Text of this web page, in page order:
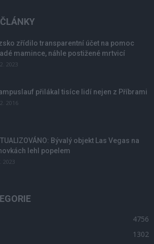
zřídilo transparentní účet na pomoc
mamince, náhle postižené mrtvicí
2023
přilákal tisíce lidí nejen z Příbrami
2016
Bývalý objekt Las Vegas na
lehl popelem
2023
4756
1302